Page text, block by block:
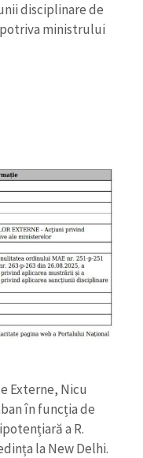
disciplinare de
ministrului
Externe, Nicu
în funcția de
a R.
la New Delhi.